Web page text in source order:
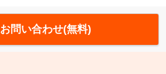
お問い合わせ(無料)